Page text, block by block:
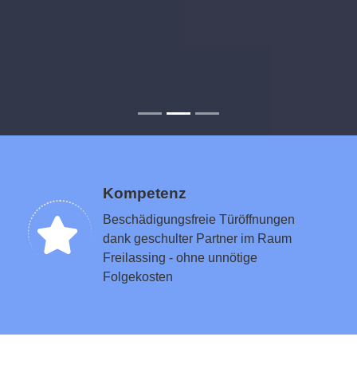
Kompetenz
Beschädigungsfreie Türöffnungen
dank geschulter Partner im Raum
Freilassing - ohne unnötige
Folgekosten